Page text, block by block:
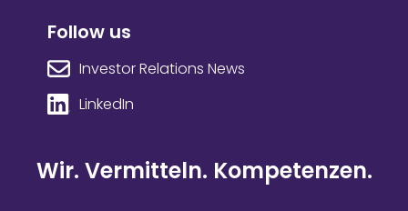
Follow us
Investor Relations News
LinkedIn
Wir. Vermitteln. Kompetenzen.